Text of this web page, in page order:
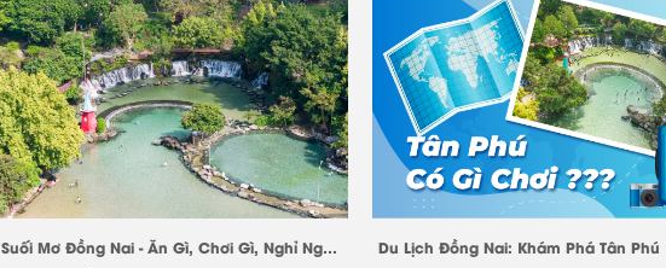
Suối Mơ Đồng Nai - Ăn Gì, Chơi Gì, Nghỉ Ngơi Ở Đâu?
Du Lịch Đồng Nai: Khám Phá Tân Phú